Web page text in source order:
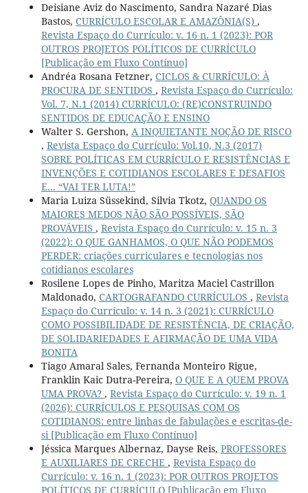
Deisiane Aviz do Nascimento, Sandra Nazaré Dias
Bastos, CURRÍCULO ESCOLAR E AMAZÔNIA(S) ,
Revista Espaço do Currículo: v. 16 n. 1 (2023): POR
OUTROS PROJETOS POLÍTICOS DE CURRÍCULO
[Publicação em Fluxo Contínuo]
Andréa Rosana Fetzner, CICLOS & CURRÍCULO: À
PROCURA DE SENTIDOS , Revista Espaço do Currículo:
Vol. 7, N.1 (2014) CURRÍCULO: (RE)CONSTRUINDO
SENTIDOS DE EDUCAÇÃO E ENSINO
Walter S. Gershon, A INQUIETANTE NOÇÃO DE RISCO
, Revista Espaço do Currículo: Vol.10, N.3 (2017)
SOBRE POLÍTICAS EM CURRÍCULO E RESISTÊNCIAS E
INVENÇÕES E COTIDIANOS ESCOLARES E DESAFIOS
E... “VAI TER LUTA!”
Maria Luiza Süssekind, Silvia Tkotz, QUANDO OS
MAIORES MEDOS NÃO SÃO POSSÍVEIS, SÃO
PROVÁVEIS , Revista Espaço do Currículo: v. 15 n. 3
(2022): O QUE GANHAMOS, O QUE NÃO PODEMOS
PERDER: criações curriculares e tecnologias nos
cotidianos escolares
Rosilene Lopes de Pinho, Maritza Maciel Castrillon
Maldonado, CARTOGRAFANDO CURRÍCULOS , Revista
Espaço do Currículo: v. 14 n. 3 (2021): CURRÍCULO
COMO POSSIBILIDADE DE RESISTÊNCIA, DE CRIAÇÃO,
DE SOLIDARIEDADES E AFIRMAÇÃO DE UMA VIDA
BONITA
Tiago Amaral Sales, Fernanda Monteiro Rigue,
Franklin Kaic Dutra-Pereira, O QUE E A QUEM PROVA
UMA PROVA? , Revista Espaço do Currículo: v. 19 n. 1
(2026): CURRÍCULOS E PESQUISAS COM OS
COTIDIANOS: entre linhas de fabulações e escritas-de-
si [Publicação em Fluxo Contínuo]
Jéssica Marques Albernaz, Dayse Reis, PROFESSORES
E AUXILIARES DE CRECHE , Revista Espaço do
Currículo: v. 16 n. 1 (2023): POR OUTROS PROJETOS
POLÍTICOS DE CURRÍCULO [Publicação em Fluxo